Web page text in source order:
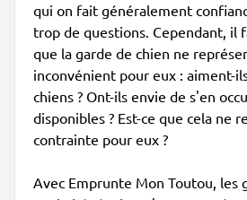
qui on fait généralement
trop de questions. Cependant, il
que la garde de chien ne
inconvénient pour eux : aiment-
chiens ? Ont-ils envie de s'en
disponibles ? Est-ce que cela ne
contrainte pour eux ?
Avec Emprunte Mon Toutou, les